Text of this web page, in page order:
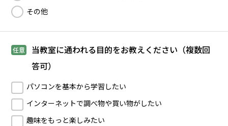
その他
任意
当教室に通われる目的をお教えください（複数回
答可）
パソコンを基本から学習したい
インターネットで調べ物や買い物がしたい
趣味をもっと楽しみたい